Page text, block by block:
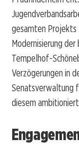
gesamten
Modernisierung
Tempelhof-
Verzögerungen in
Senatsverwaltung
diesem